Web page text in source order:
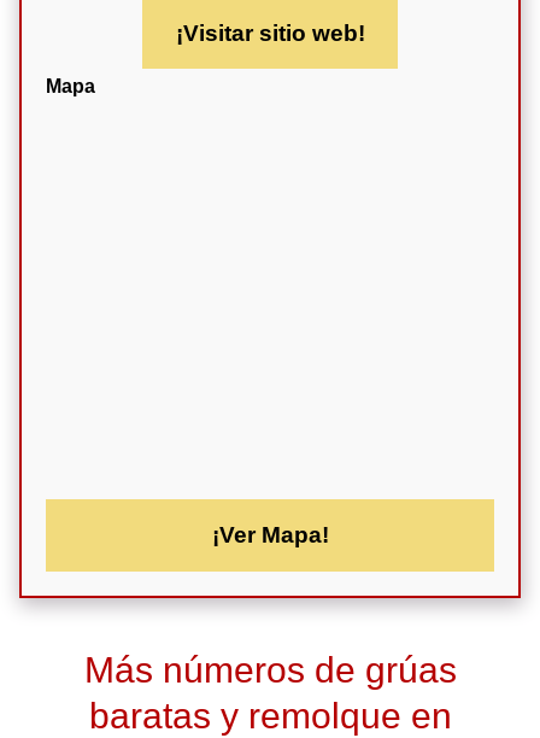
¡Visitar sitio web!
Mapa
¡Ver Mapa!
Más números de grúas
baratas y remolque en